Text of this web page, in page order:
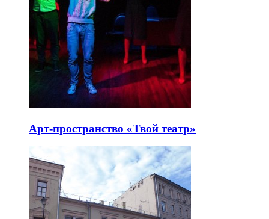
Арт-пространство «Твой театр»